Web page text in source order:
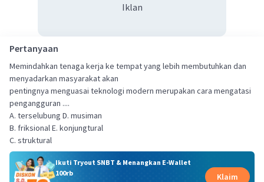
Iklan
Pertanyaan
Memindahkan tenaga kerja ke tempat yang lebih membutuhkan dan
menyadarkan masyarakat akan
pentingnya menguasai teknologi modern merupakan cara mengatasi
pengangguran ....
A. terselubung D. musiman
B. friksional E. konjungtural
C. struktural
Ikuti Tryout SNBT & Menangkan E-Wallet
100rb
Klaim